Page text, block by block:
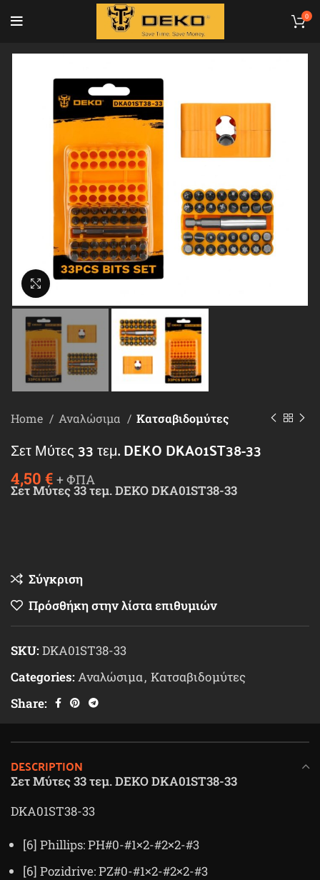
0
Κλικ για μεγέθυνση
Home Αναλώσιμα Κατσαβιδομύτες
Σετ Μύτες 33 τεμ. DEKO DKA01ST38-33
4,50 € + ΦΠΑ
Σετ Μύτες 33 τεμ. DEKO DKA01ST38-33
Σύγκριση
Πρόσθήκη στην λίστα επιθυμιών
SKU: DKA01ST38-33
Categories: Αναλώσιμα, Κατσαβιδομύτες
Share:
DESCRIPTION
Σετ Μύτες 33 τεμ. DEKO DKA01ST38-33
DKA01ST38-33
[6] Phillips: PH#0-#1×2-#2×2-#3
[6] Pozidrive: PZ#0-#1×2-#2×2-#3